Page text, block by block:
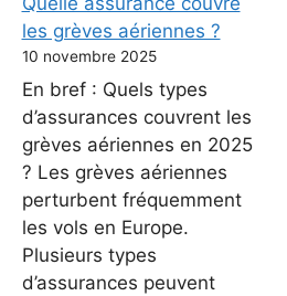
les grèves aériennes ?
10 novembre 2025
En bref : Quels types
d’assurances couvrent les
grèves aériennes en 2025
? Les grèves aériennes
perturbent fréquemment
les vols en Europe.
Plusieurs types
d’assurances peuvent